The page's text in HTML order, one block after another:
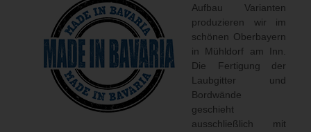
Aufbau Varianten
produzieren wir im
schönen Oberbayern
in Mühldorf am Inn.
Die Fertigung der
Laubgitter und
Bordwände
geschieht
ausschließlich mit